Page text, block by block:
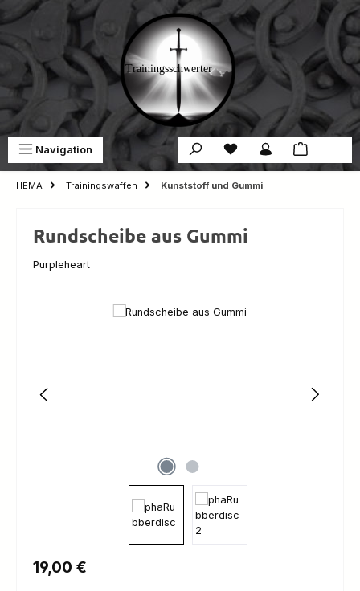
Zum Hauptinhalt springen
Navigation Du hast 0 Produkte auf
HEMA Trainingswaffen Kunststoff und Gummi
Rundscheibe aus Gummi
Purpleheart
Bildergalerie überspringen
Regulärer Preis:
19,00 €